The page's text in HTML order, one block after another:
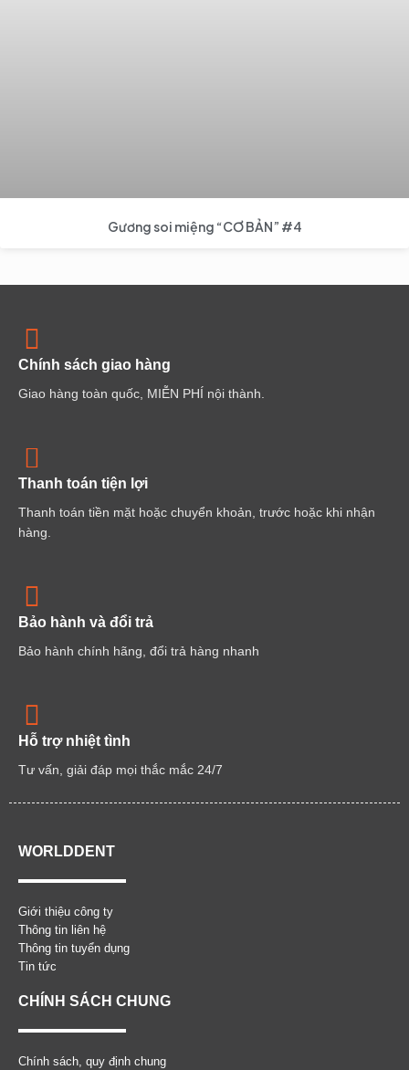
Gương soi miệng “CƠ BẢN” #4
Chính sách giao hàng
Giao hàng toàn quốc, MIỄN PHÍ nội thành.
Thanh toán tiện lợi
Thanh toán tiền mặt hoặc chuyển khoản, trước hoặc khi nhận
hàng.
Bảo hành và đổi trả
Bảo hành chính hãng, đổi trả hàng nhanh
Hỗ trợ nhiệt tình
Tư vấn, giải đáp mọi thắc mắc 24/7
WORLDDENT
Giới thiệu công ty
Thông tin liên hệ
Thông tin tuyển dụng
Tin tức
CHÍNH SÁCH CHUNG
Chính sách, quy định chung